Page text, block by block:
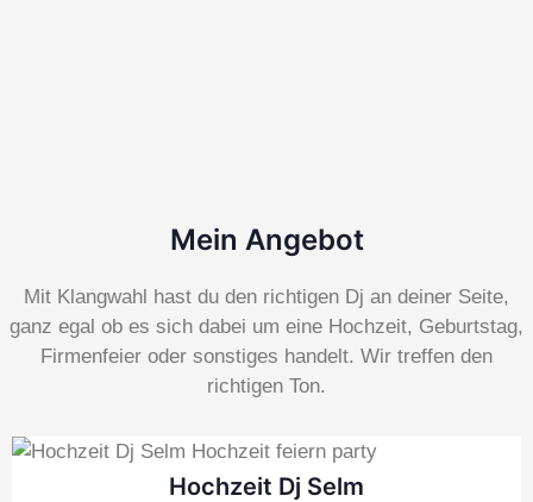
Mein Angebot
Mit Klangwahl hast du den richtigen Dj an deiner Seite,
ganz egal ob es sich dabei um eine Hochzeit, Geburtstag,
Firmenfeier oder sonstiges handelt. Wir treffen den
richtigen Ton.
Hochzeit Dj Selm